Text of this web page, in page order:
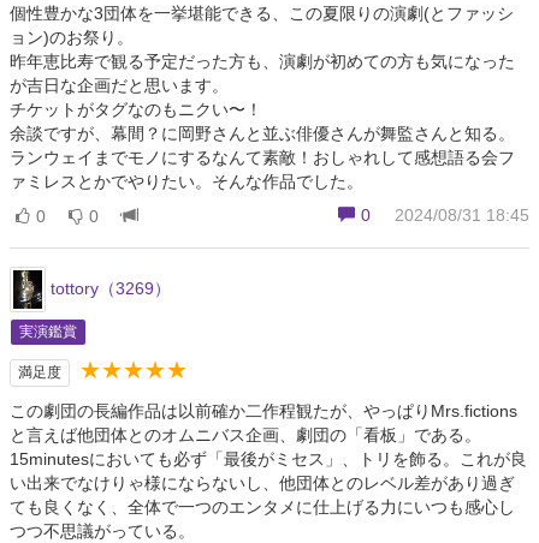
個性豊かな3団体を一挙堪能できる、この夏限りの演劇(とファッシ
ョン)のお祭り。
昨年恵比寿で観る予定だった方も、演劇が初めての方も気になった
が吉日な企画だと思います。
チケットがタグなのもニクい〜！
余談ですが、幕間？に岡野さんと並ぶ俳優さんが舞監さんと知る。
ランウェイまでモノにするなんて素敵！おしゃれして感想語る会フ
ァミレスとかでやりたい。そんな作品でした。
0
2024/08/31 18:45
0 0
tottory（3269）
実演鑑賞
満足度 ★★★★★
この劇団の長編作品は以前確か二作程観たが、やっぱりMrs.fictions
と言えば他団体とのオムニバス企画、劇団の「看板」である。
15minutesにおいても必ず「最後がミセス」、トリを飾る。これが良
い出来でなけりゃ様にならないし、他団体とのレベル差があり過ぎ
ても良くなく、全体で一つのエンタメに仕上げる力にいつも感心し
つつ不思議がっている。